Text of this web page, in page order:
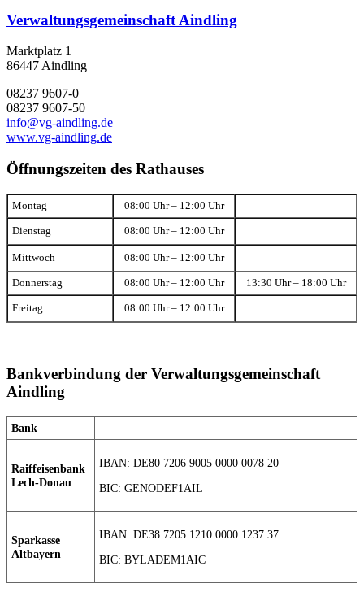
Verwaltungsgemeinschaft Aindling
Marktplatz 1
86447 Aindling
08237 9607-0
08237 9607-50
info@vg-aindling.de
www.vg-aindling.de
Öffnungszeiten des Rathauses
Montag 08:00 Uhr – 12:00 Uhr
Dienstag 08:00 Uhr – 12:00 Uhr
Mittwoch 08:00 Uhr – 12:00 Uhr
Donnerstag 08:00 Uhr – 12:00 Uhr 13:30 Uhr – 18:00 Uhr
Freitag 08:00 Uhr – 12:00 Uhr
Bankverbindung der Verwaltungsgemeinschaft
Aindling
Bank
Raiffeisenbank
Lech-Donau
IBAN: DE80 7206 9005 0000 0078 20
BIC: GENODEF1AIL
Sparkasse
Altbayern
IBAN: DE38 7205 1210 0000 1237 37
BIC: BYLADEM1AIC